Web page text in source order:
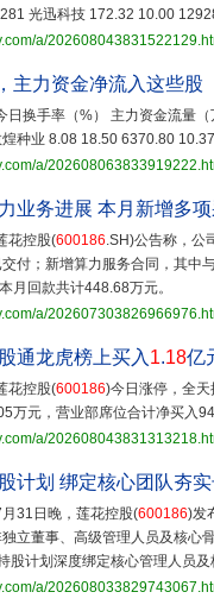
光迅科技 172.32 10.00
a/
主力资金净流入这些股
日换手率（%） 主力资金流量
种业 8.08 18.50 6370.80
a/
业务进展 本月新增多
花控股(600186.SH)公告称，公
付；新增算力服务合同，其中
月回款共计448.68万元。
a/
通龙虎榜上买入 1.18亿
花控股(600186)今日涨停，全
万元，营业部席位合计净买入
a/
计划 绑定核心团队夯
31日晚，莲花控股(600186)发
立董事、高级管理人员及核心
股计划深度绑定核心管理人员
a/